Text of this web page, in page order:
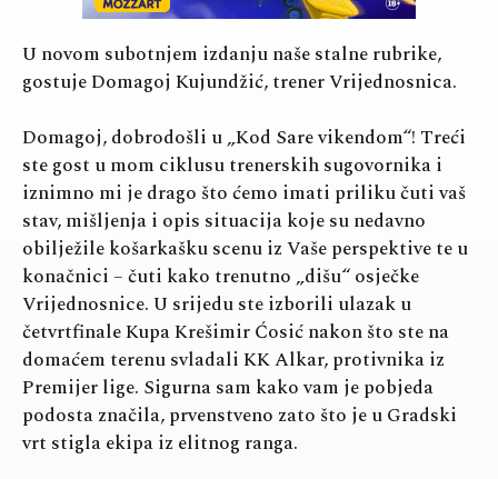
U novom subotnjem izdanju naše stalne rubrike,
gostuje Domagoj Kujundžić, trener Vrijednosnica.
Domagoj, dobrodošli u „Kod Sare vikendom“! Treći
ste gost u mom ciklusu trenerskih sugovornika i
iznimno mi je drago što ćemo imati priliku čuti vaš
stav, mišljenja i opis situacija koje su nedavno
obilježile košarkašku scenu iz Vaše perspektive te u
konačnici – čuti kako trenutno „dišu“ osječke
Vrijednosnice. U srijedu ste izborili ulazak u
četvrtfinale Kupa Krešimir Ćosić nakon što ste na
domaćem terenu svladali KK Alkar, protivnika iz
Premijer lige. Sigurna sam kako vam je pobjeda
podosta značila, prvenstveno zato što je u Gradski
vrt stigla ekipa iz elitnog ranga.